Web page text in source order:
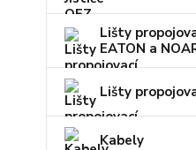
Lišty
EATON a
Lišty
Kabely